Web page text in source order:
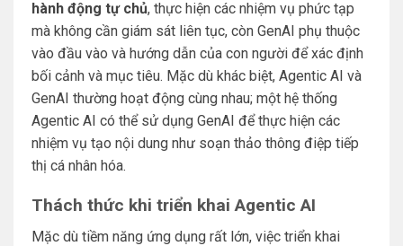
hành động tự chủ, thực hiện các nhiệm vụ phức tạp
mà không cần giám sát liên tục, còn GenAI phụ thuộc
vào đầu vào và hướng dẫn của con người để xác định
bối cảnh và mục tiêu. Mặc dù khác biệt, Agentic AI và
GenAI thường hoạt động cùng nhau; một hệ thống
Agentic AI có thể sử dụng GenAI để thực hiện các
nhiệm vụ tạo nội dung như soạn thảo thông điệp tiếp
thị cá nhân hóa.
Thách thức khi triển khai Agentic AI
Mặc dù tiềm năng ứng dụng rất lớn, việc triển khai